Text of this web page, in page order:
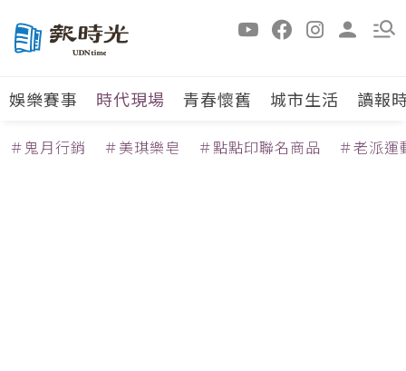
娛樂賽事 時代現場 青春懷舊 城市生活 讀報
＃鬼月行銷 ＃美琪樂皂 ＃點點印聯名商品 ＃老派運